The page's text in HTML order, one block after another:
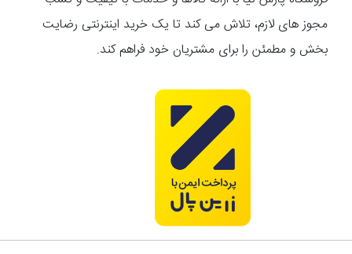
مجوز های لازم، تلاش می کند تا یک خرید اینترنتی رضایت
بخش و مطمئن را برای مشتریان خود فراهم کند.